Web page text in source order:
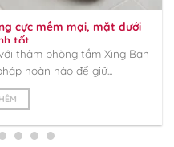
cực mềm mại, mặt dưới
tốt
thảm phòng tắm Xing Bạn
hoàn hảo để giữ...